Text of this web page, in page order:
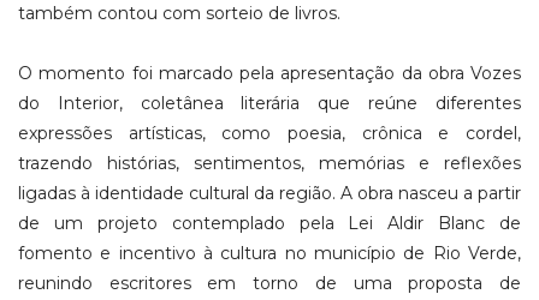
também contou com sorteio de livros.
O momento foi marcado pela apresentação da obra Vozes
do Interior, coletânea literária que reúne diferentes
expressões artísticas, como poesia, crônica e cordel,
trazendo histórias, sentimentos, memórias e reflexões
ligadas à identidade cultural da região. A obra nasceu a partir
de um projeto contemplado pela Lei Aldir Blanc de
fomento e incentivo à cultura no município de Rio Verde,
reunindo escritores em torno de uma proposta de